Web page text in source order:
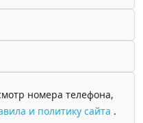
номера телефона,
и политику сайта .